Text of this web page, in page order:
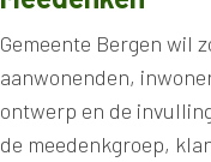
Gemeente Bergen wil
aanwonenden,
ontwerp en de
de meedenkgroep,